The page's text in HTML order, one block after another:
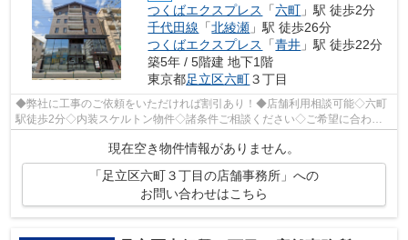
つくばエクスプレス 「六町 」駅 徒歩2分
千代田線 「北綾瀬 」駅 徒歩26分
つくばエクスプレス
「青井 」駅 徒歩22分
築5年 / 5階建 地下1階
東京都足立区六町３丁目
◆弊社に工事のご依頼をいただければ割引あり！◆店舗利用相談可能◇六町
駅徒歩2分◇内装スケルトン物件◇諸条件ご相談ください◇ご希望に合わせ
て物件のご提案が可能です◇お気軽にお問い合...
現在空き物件情報がありません。
「足立区六町３丁目の店舗事務所」への
お問い合わせはこちら